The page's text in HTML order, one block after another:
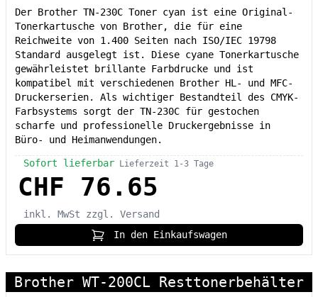
Der Brother TN-230C Toner cyan ist eine Original-
Tonerkartusche von Brother, die für eine
Reichweite von 1.400 Seiten nach ISO/IEC 19798
Standard ausgelegt ist. Diese cyane Tonerkartusche
gewährleistet brillante Farbdrucke und ist
kompatibel mit verschiedenen Brother HL- und MFC-
Druckerserien. Als wichtiger Bestandteil des CMYK-
Farbsystems sorgt der TN-230C für gestochen
scharfe und professionelle Druckergebnisse in
Büro- und Heimanwendungen.
Sofort lieferbar Lieferzeit 1-3 Tage
CHF 76.65
inkl. MwSt
zzgl. Versand
In den Einkaufswagen
Brother WT-200CL Resttonerbehälter